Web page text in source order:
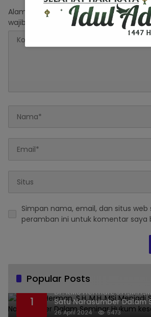
Alamat email Anda tidak akan
wajib ditandai
Simpan nama, email, dan situs web
peramban ini untuk komentar saya
Popular Posts
1
Dr. KMS Herman,
Satu Narasumber Dalam
kesehatan Di RSUD
26 April 2024 5473